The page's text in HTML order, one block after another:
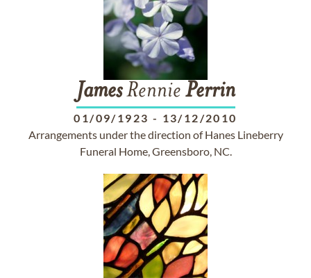
JamesRennie Perrin
01/09/1923 - 13/12/2010
Arrangements under the direction of Hanes Lineberry
Funeral Home, Greensboro, NC.